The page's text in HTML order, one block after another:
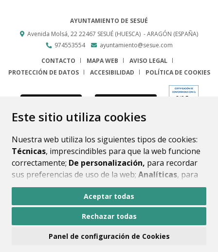
Este sitio utiliza cookies
Nuestra web utiliza los siguientes tipos de cookies:
Técnicas, imprescindibles para que la web funcione
correctamente; De personalización, para recordar
sus preferencias de uso de la web; Analíticas, para
mejorar el funcionamiento de la web y sus servicios.
Si acepta pulsando el botón“Aceptar todas”
consideramos que acepta su uso. Si pulsa el botón
ninguna acción, se guardarán las cookies técnicas
Aceptar todas
Rechazar todas
Panel de configuración de Cookies
AYUNTAMIENTO DE SESUÉ
Avenida Molsá, 2222467 SESUÉ (HUESCA) - ARAGÓN (ESPAÑA)
974553554
ayuntamiento@sesue.com
CONTACTO
MAPA WEB
AVISO LEGAL
PROTECCIÓN DE DATOS
ACCESIBILIDAD POLÍTICA DE COOKIES